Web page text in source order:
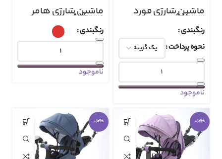
ماشین شارژی فورد
AX2122
رنگبندی
نحوه پرداخت
ناموجود
ماشین شارژی هامر
AX2124
رنگبندی
ناموجود
-10%
-10%